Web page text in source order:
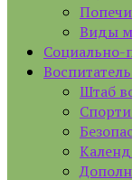
Виды
Социально-
Штаб